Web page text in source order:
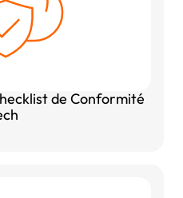
de Conformité